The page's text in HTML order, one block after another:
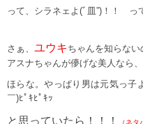
って、シラネェよ(ﾞ皿”)！！ っ
さぁ、 ユウキ ちゃんを知らない
アスナちゃんが儚げな美人なら
ほらな。やっぱり男は元気っ子
￣)ﾋﾟｷﾋﾟｷｯ
と思っていたら！！！ （ネタ